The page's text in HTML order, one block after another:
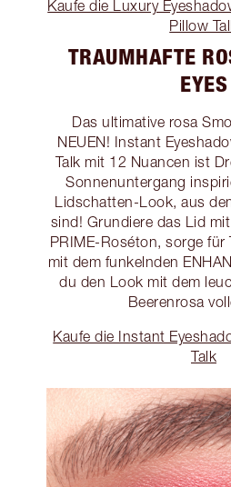
Kaufe die Luxury
Pillow
TRAUMHAFTE
EYES
Das ultimative rosa
NEUEN! Instant
Talk mit 12 Nuancen ist
Sonnenuntergang
Lidschatten-Look, aus
sind! Grundiere das Lid
PRIME-Roséton, sorge für
mit dem funkelnden
du den Look mit dem
Beerenrosa
Kaufe die Instant
Talk